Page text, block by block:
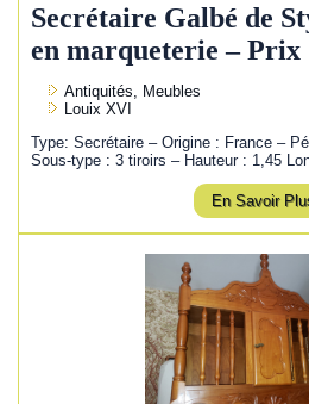
Secrétaire Galbé de
en marqueterie – Prix
Antiquités, Meubles
Louix XVI
Type: Secrétaire – Origine : France –
Sous-type : 3 tiroirs – Hauteur : 1,45
En Savoir